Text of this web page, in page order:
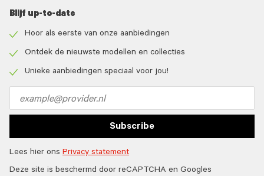
Blijf up-to-date
icon
Hoor als eerste van onze aanbiedingen
icon
Ontdek de nieuwste modellen en collecties
Unieke aanbiedingen speciaal voor jou!
address
Subscribe
Lees hier ons Privacy statement
Deze site is beschermd door reCAPTCHA en Googles